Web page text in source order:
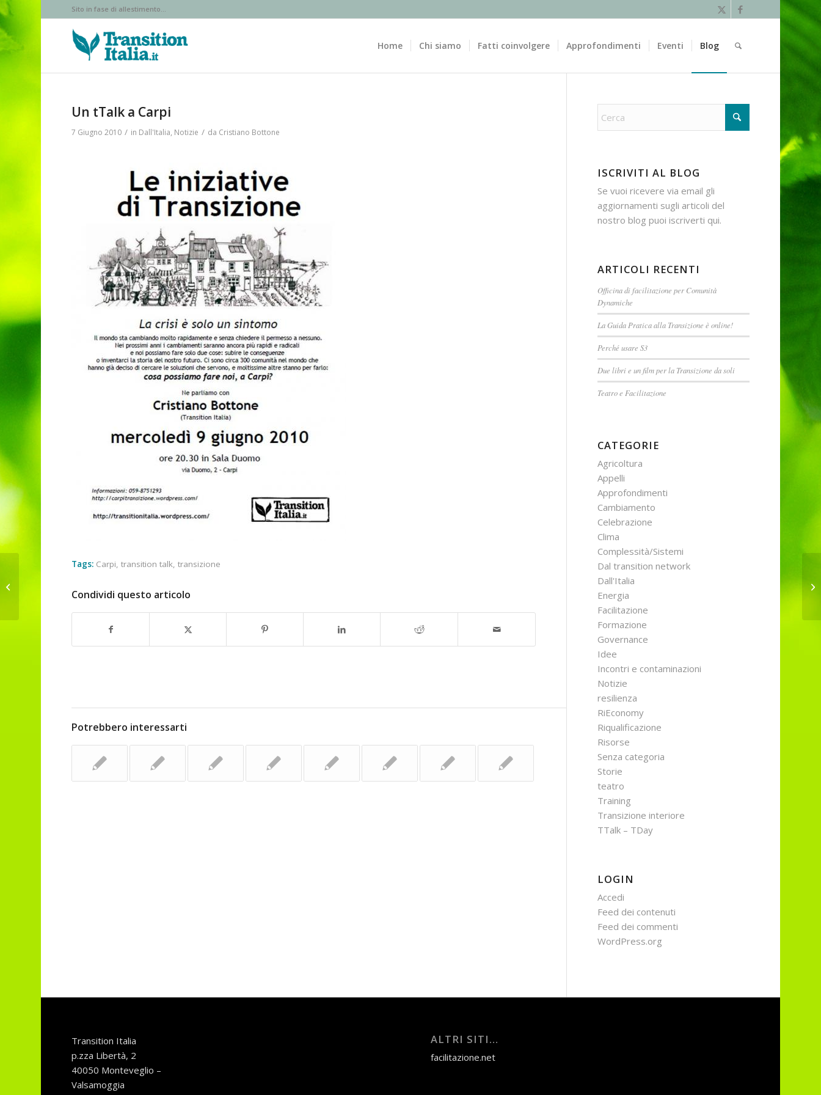
Sito in fase di allestimento...
Home Chi siamo Fatti coinvolgere Approfondimenti Eventi Blog
Un tTalk a Carpi
7 Giugno 2010 / in Dall'Italia, Notizie / da Cristiano Bottone
Tags: Carpi ,transition talk ,transizione
Condividi questo articolo
Potrebbero interessarti
ISCRIVITI AL BLOG
Se vuoi ricevere via email gli
aggiornamenti sugli articoli del
nostro blog puoi iscriverti qui.
ARTICOLI RECENTI
Officina di facilitazione per Comunità
Dynamiche
La Guida Pratica alla Transizione è online!
Perché usare S3
Due libri e un film per la Transizione da soli
Teatro e Facilitazione
CATEGORIE
Agricoltura
Appelli
Approfondimenti
Cambiamento
Celebrazione
Clima
Complessità/Sistemi
Dal transition network
Dall'Italia
Energia
Facilitazione
Formazione
Governance
Idee
Incontri e contaminazioni
Notizie
resilienza
RiEconomy
Riqualificazione
Risorse
Senza categoria
Storie
teatro
Training
Transizione interiore
TTalk – TDay
LOGIN
Accedi
Feed dei contenuti
Feed dei commenti
WordPress.org
Transition Italia
p.zza Libertà, 2
40050 Monteveglio –
Valsamoggia
ALTRI SITI…
facilitazione.net